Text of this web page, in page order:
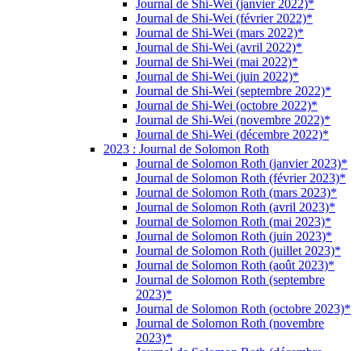
Journal de Shi-Wei (janvier 2022)*
Journal de Shi-Wei (février 2022)*
Journal de Shi-Wei (mars 2022)*
Journal de Shi-Wei (avril 2022)*
Journal de Shi-Wei (mai 2022)*
Journal de Shi-Wei (juin 2022)*
Journal de Shi-Wei (septembre 2022)*
Journal de Shi-Wei (octobre 2022)*
Journal de Shi-Wei (novembre 2022)*
Journal de Shi-Wei (décembre 2022)*
2023 : Journal de Solomon Roth
Journal de Solomon Roth (janvier 2023)*
Journal de Solomon Roth (février 2023)*
Journal de Solomon Roth (mars 2023)*
Journal de Solomon Roth (avril 2023)*
Journal de Solomon Roth (mai 2023)*
Journal de Solomon Roth (juin 2023)*
Journal de Solomon Roth (juillet 2023)*
Journal de Solomon Roth (août 2023)*
Journal de Solomon Roth (septembre
2023)*
Journal de Solomon Roth (octobre 2023)*
Journal de Solomon Roth (novembre
2023)*